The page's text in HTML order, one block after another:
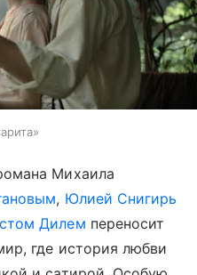
Михаила
, Юлией Снигирь
Дилем переносит
где история любви